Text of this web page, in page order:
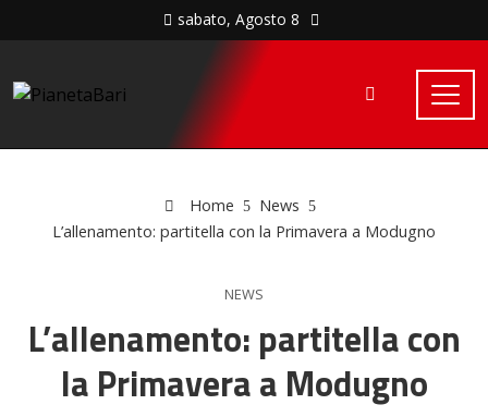
sabato, Agosto 8
Home
News
L’allenamento: partitella con la Primavera a Modugno
NEWS
L’allenamento: partitella con
la Primavera a Modugno